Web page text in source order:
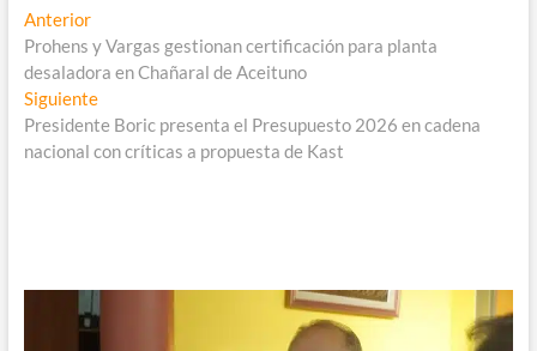
Navegación
de
entradas
AnteriorEntrada
anterior:
Prohens y Vargas gestionan certificación para planta
desaladora en Chañaral de Aceituno
SiguienteEntrada
siguiente:
Presidente Boric presenta el Presupuesto 2026 en cadena
nacional con críticas a propuesta de Kast